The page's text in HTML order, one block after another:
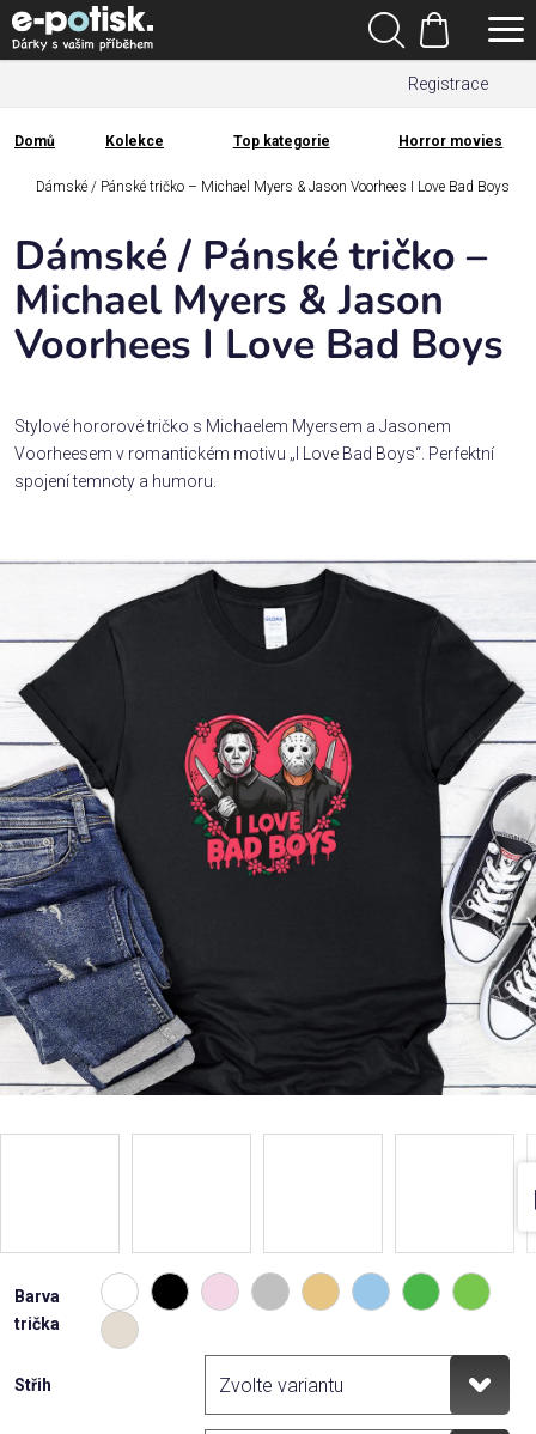
Přejít
na
obsah
Registrace
Hledat
Nákupní
košík
Kategorie
Dárek
pro
Rodina
Povolání,
zájmy a
Domácnost
Kolekce
Oblečení
Přihlášení
Domů
Domů Kolekce Top kategorie Horror movies
Dámské / Pánské tričko – Michael Myers & Jason Voorhees I Love Bad Boys
Barva
trička
Střih
Dámské / Pánské tričko –
Michael Myers & Jason
Voorhees I Love Bad Boys
Stylové hororové tričko s Michaelem Myersem a Jasonem
Voorheesem v romantickém motivu „I Love Bad Boys“. Perfektní
spojení temnoty a humoru.